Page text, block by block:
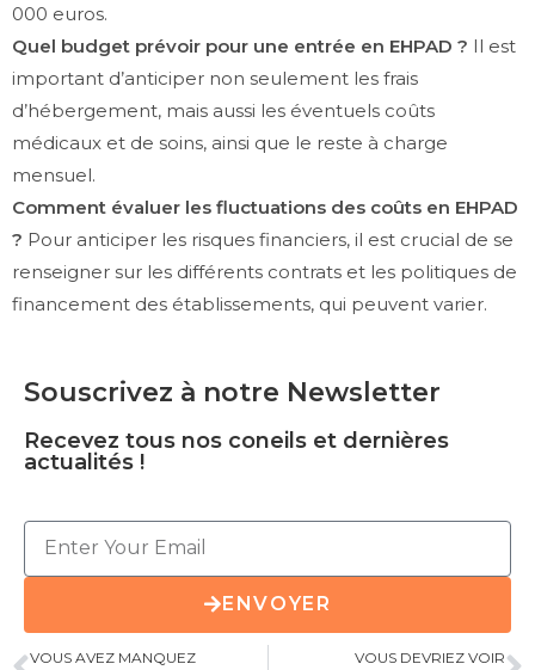
000 euros.
Quel budget prévoir pour une entrée en EHPAD ? Il est
important d’anticiper non seulement les frais
d’hébergement, mais aussi les éventuels coûts
médicaux et de soins, ainsi que le reste à charge
mensuel.
Comment évaluer les fluctuations des coûts en EHPAD
? Pour anticiper les risques financiers, il est crucial de se
renseigner sur les différents contrats et les politiques de
financement des établissements, qui peuvent varier.
Souscrivez à notre Newsletter
Recevez tous nos coneils et dernières
actualités !
ENVOYER
VOUS AVEZ MANQUEZ VOUS DEVRIEZ VOIR